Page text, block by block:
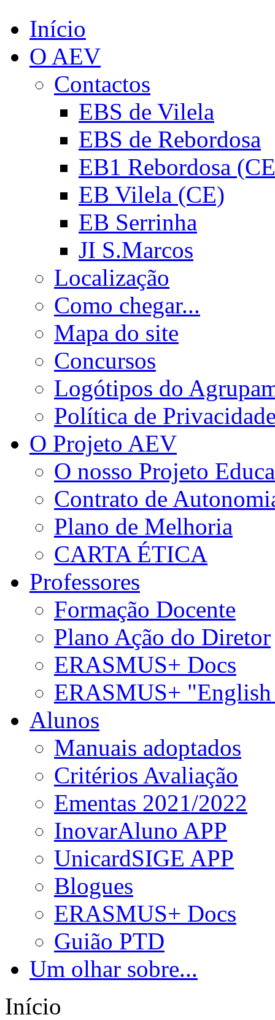
Início
O AEV
Contactos
EBS de Vilela
EBS de Rebordosa
EB1 Rebordosa
EB Vilela (CE)
EB Serrinha
JI S.Marcos
Localização
Como chegar...
Mapa do site
Concursos
Logótipos do
Política de
O Projeto AEV
O nosso Projeto
Contrato de
Plano de Melhoria
CARTA ÉTICA
Professores
Formação Docente
Plano Ação do Diretor
ERASMUS+ Docs
ERASMUS+
Alunos
Manuais adoptados
Critérios Avaliação
Ementas 2021/2022
InovarAluno APP
UnicardSIGE APP
Blogues
ERASMUS+ Docs
Guião PTD
Um olhar sobre...
Início